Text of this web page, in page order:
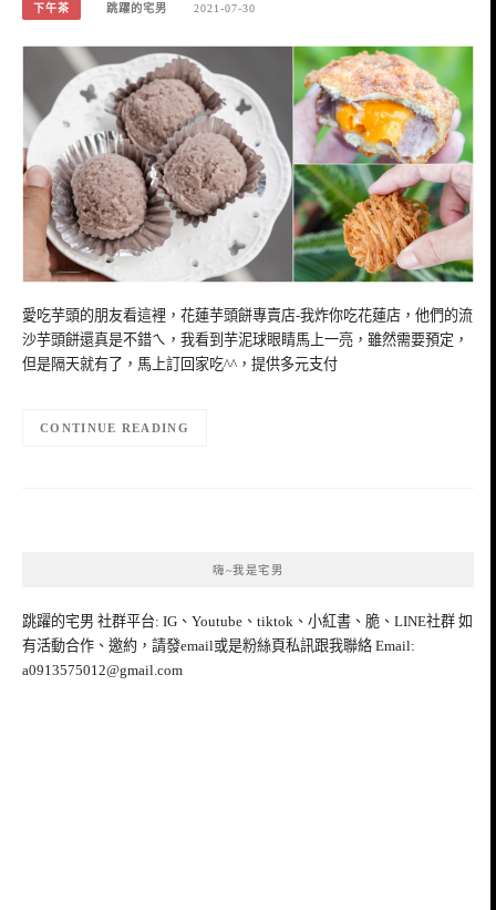
下午茶 跳躍的宅男 2021-07-30
愛吃芋頭的朋友看這裡，花蓮芋頭餅專賣店-我炸你吃花蓮店，他們的流
沙芋頭餅還真是不錯ㄟ，我看到芋泥球眼睛馬上一亮，雖然需要預定，
但是隔天就有了，馬上訂回家吃^^，提供多元支付
CONTINUE READING
嗨~我是宅男
跳躍的宅男 社群平台: IG、Youtube、tiktok、小紅書、脆、LINE社群 如
有活動合作、邀約，請發email或是粉絲頁私訊跟我聯絡 Email:
a0913575012@gmail.com